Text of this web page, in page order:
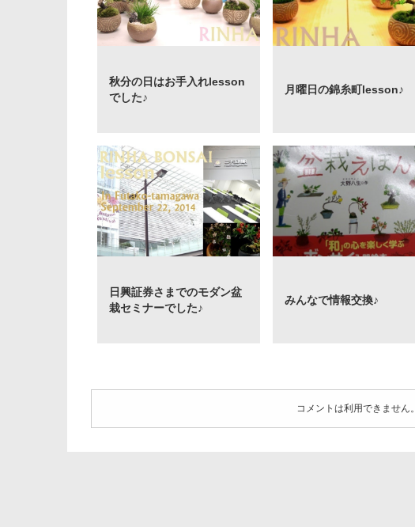
秋分の日はお手入れlesson
でした♪
月曜日の錦糸町lesson♪
日興証券さまでのモダン盆
栽セミナーでした♪
みんなで情報交換♪
コメントは利用できません。